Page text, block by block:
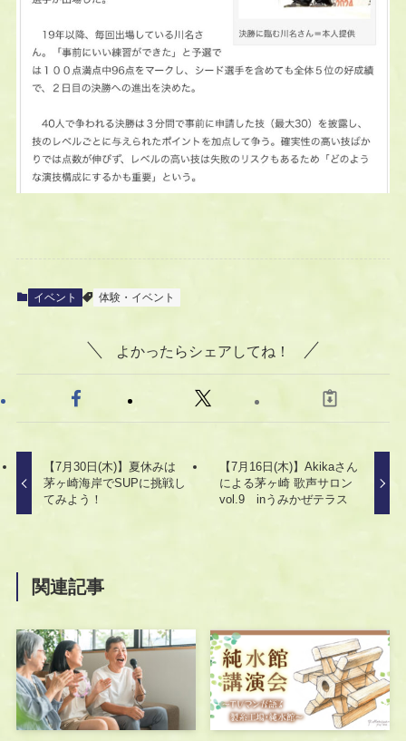
イベント 体験・イベント
よかったらシェアしてね！
【7月30日(木)】夏休みは
茅ヶ崎海岸でSUPに挑戦し
てみよう！
【7月16日(木)】Akikaさん
による茅ヶ崎 歌声サロン
vol.9 inうみかぜテラス
関連記事